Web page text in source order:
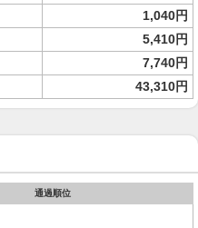
1,040円
5,410円
7,740円
43,310円
通過順位